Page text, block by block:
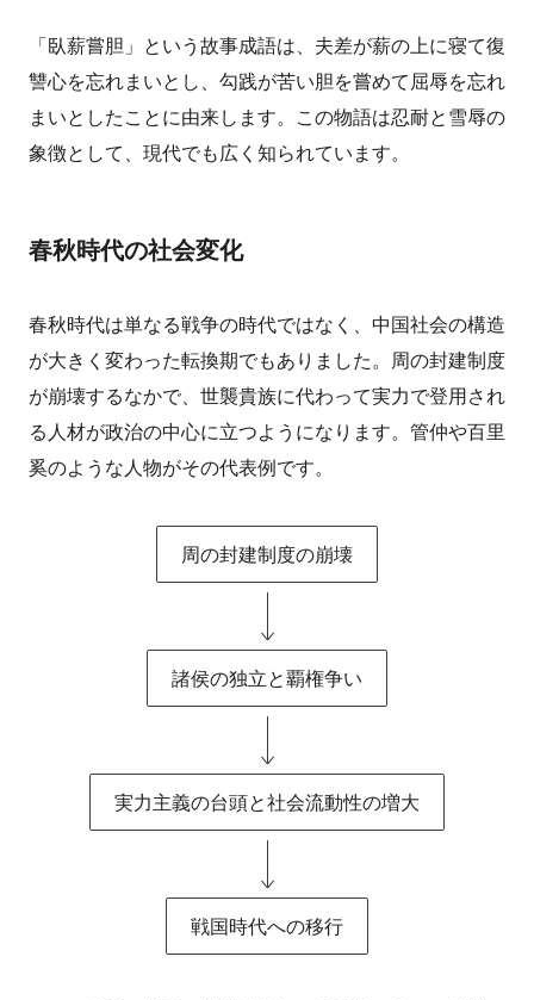
「臥薪嘗胆」という故事成語は、夫差が薪の上に寝て復
讐心を忘れまいとし、勾践が苦い胆を嘗めて屈辱を忘れ
まいとしたことに由来します。この物語は忍耐と雪辱の
象徴として、現代でも広く知られています。
春秋時代の社会変化
春秋時代は単なる戦争の時代ではなく、中国社会の構造
が大きく変わった転換期でもありました。周の封建制度
が崩壊するなかで、世襲貴族に代わって実力で登用され
る人材が政治の中心に立つようになります。管仲や百里
奚のような人物がその代表例です。
周の封建制度の崩壊
諸侯の独立と覇権争い
実力主義の台頭と社会流動性の増大
戦国時代への移行